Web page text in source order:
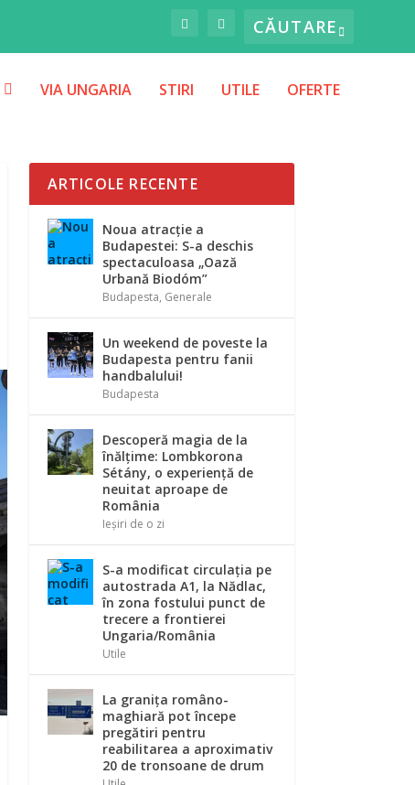
VIA UNGARIA STIRI UTILE OFERTE
ARTICOLE RECENTE
Noua atracție a
Budapestei: S-a deschis
spectaculoasa „Oază
Urbană Biodóm”
Budapesta, Generale
Un weekend de poveste la
Budapesta pentru fanii
handbalului!
Budapesta
Descoperă magia de la
înălțime: Lombkorona
Sétány, o experiență de
neuitat aproape de
România
Ieșiri de o zi
S-a modificat circulația pe
autostrada A1, la Nădlac,
în zona fostului punct de
trecere a frontierei
Ungaria/România
Utile
La graniţa româno-
maghiară pot începe
pregătiri pentru
reabilitarea a aproximativ
20 de tronsoane de drum